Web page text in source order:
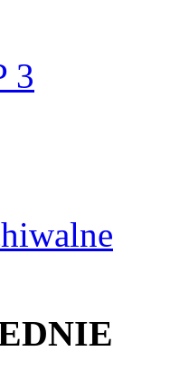
3